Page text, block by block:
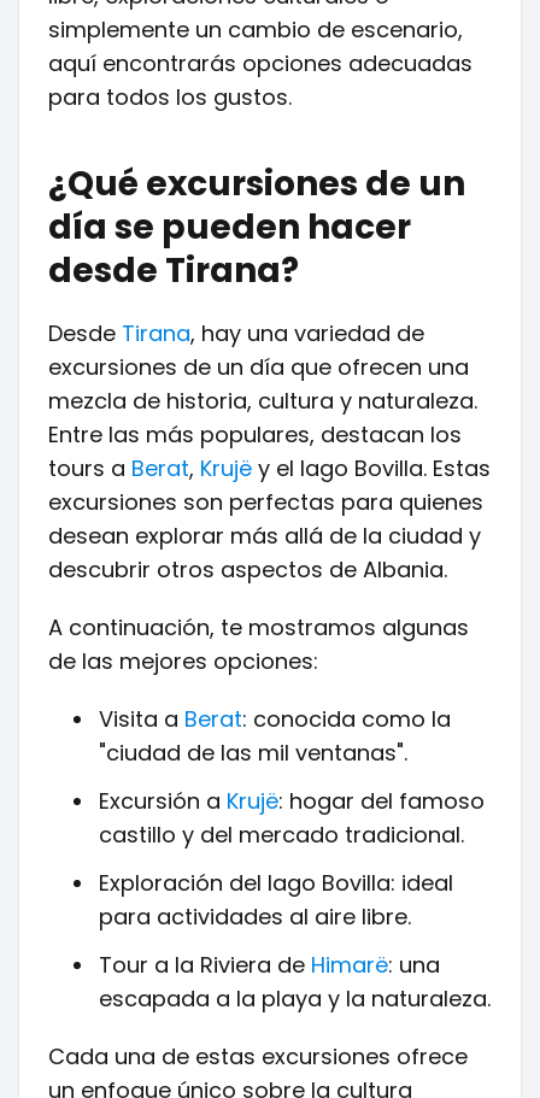
simplemente un cambio de escenario,
aquí encontrarás opciones adecuadas
para todos los gustos.
¿Qué excursiones de un
día se pueden hacer
desde Tirana?
Desde Tirana, hay una variedad de
excursiones de un día que ofrecen una
mezcla de historia, cultura y naturaleza.
Entre las más populares, destacan los
tours a Berat, Krujë y el lago Bovilla. Estas
excursiones son perfectas para quienes
desean explorar más allá de la ciudad y
descubrir otros aspectos de Albania.
A continuación, te mostramos algunas
de las mejores opciones:
Visita a Berat: conocida como la
"ciudad de las mil ventanas".
Excursión a Krujë: hogar del famoso
castillo y del mercado tradicional.
Exploración del lago Bovilla: ideal
para actividades al aire libre.
Tour a la Riviera de Himarë: una
escapada a la playa y la naturaleza.
Cada una de estas excursiones ofrece
un enfoque único sobre la cultura